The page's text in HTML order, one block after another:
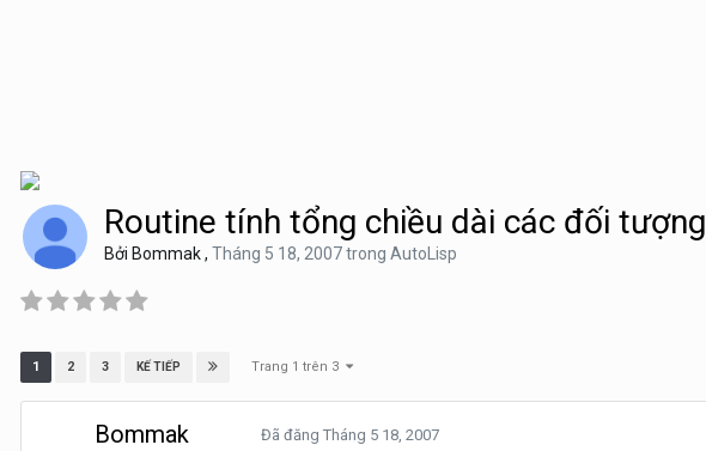
Routine tính tổng chiều dài các đối tượng
Bởi Bommak, Tháng 5 18, 2007trong AutoLisp
1 2 3 KẾ TIẾP Trang 1 trên 3
Bommak Đã đăng Tháng 5 18, 2007